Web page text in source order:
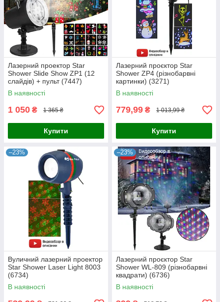
Лазерний проектор Star
Shower Slide Show ZP1 (12
слайдів) + пульт (7447)
В наявності
1 050 ₴ 1 365 ₴
Купити
Лазерний проєктор Star
Shower ZP4 (різнобарвні
картинки) (3271)
В наявності
779,99 ₴ 1 013,99 ₴
Купити
–23%
Вуличний лазерний проектор
Star Shower Laser Light 8003
(6734)
В наявності
–23%
Лазерний проєктор Star
Shower WL-809 (різнобарвні
квадрати) (6736)
В наявності